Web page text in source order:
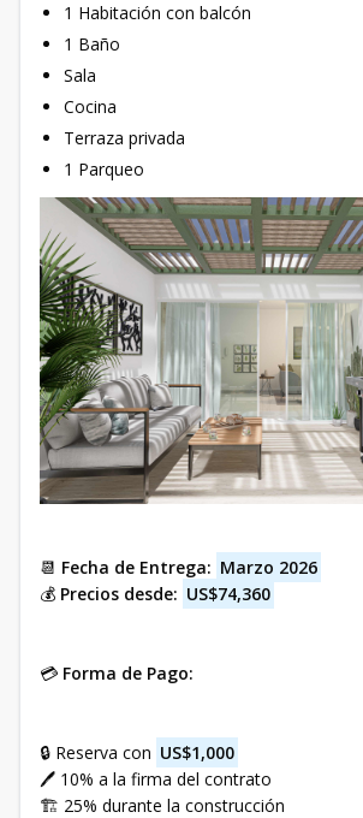
1 Habitación con balcón
1 Baño
Sala
Cocina
Terraza privada
1 Parqueo
📆 Fecha de Entrega: Marzo 2026
💰 Precios desde: US$74,360
💳 Forma de Pago:
🔒 Reserva con US$1,000
🖊️ 10% a la firma del contrato
🏗️ 25% durante la construcción